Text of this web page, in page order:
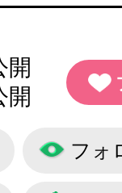
開
開
フォ